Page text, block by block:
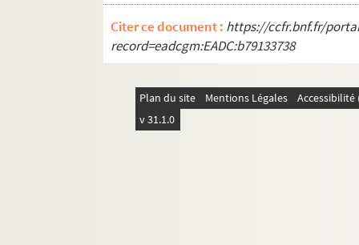
Citer ce document : https://ccfr.bnf.fr/
record=eadcgm:EADC:b79133738
Plan du site Mentions Légales
v 31.1.0